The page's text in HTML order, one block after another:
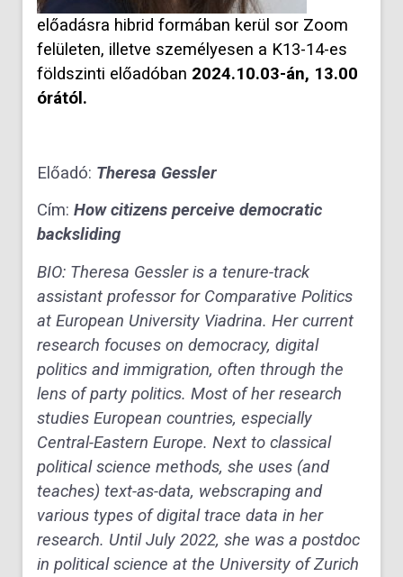
előadásra hibrid formában kerül sor Zoom
felületen, illetve személyesen a K13-14-es
földszinti előadóban 2024.10.03-án, 13.00
órától.
Előadó: Theresa Gessler
Cím: How citizens perceive democratic
backsliding
BIO: Theresa Gessler is a tenure-track
assistant professor for Comparative Politics
at European University Viadrina. Her current
research focuses on democracy, digital
politics and immigration, often through the
lens of party politics. Most of her research
studies European countries, especially
Central-Eastern Europe. Next to classical
political science methods, she uses (and
teaches) text-as-data, webscraping and
various types of digital trace data in her
research. Until July 2022, she was a postdoc
in political science at the University of Zurich